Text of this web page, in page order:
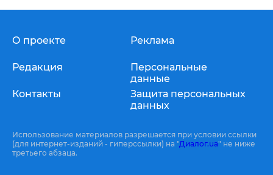
О проекте
Редакция
Контакты
Реклама
Персональные
данные
Защита персональных
данных
Использование материалов разрешается при условии ссылки
(для интернет-изданий - гиперссылки) на "Диалог.ua" не ниже
третьего абзаца.